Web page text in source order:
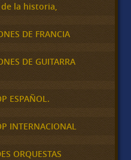
la historia,
DE FRANCIA
DE GUITARRA
ESPAÑOL.
INTERNACIONAL
ORQUESTAS